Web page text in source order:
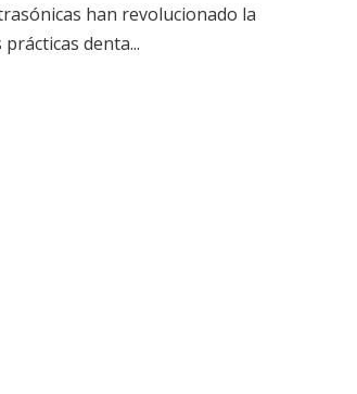
han revolucionado la
denta...